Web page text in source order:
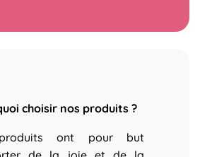
choisir nos produits ?
ont pour but